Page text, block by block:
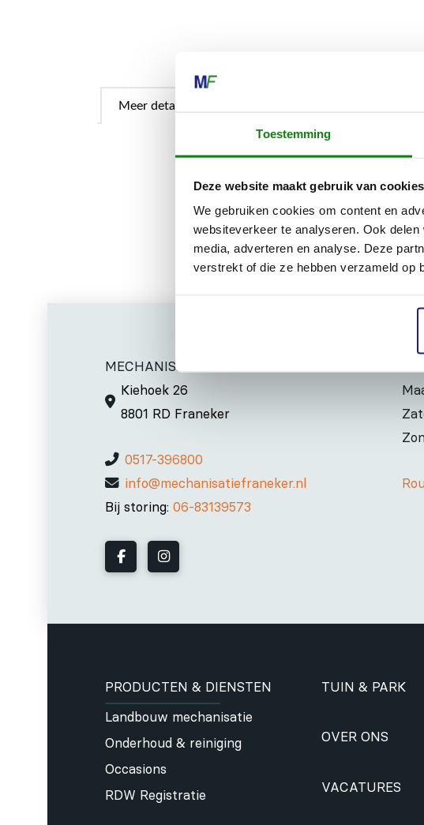
Toestemming
Deze website maakt gebruik van cookies
We gebruiken cookies om content en
websiteverkeer te analyseren. Ook
media, adverteren en analyse. Deze
verstrekt of die ze hebben verzameld op
Meer details
EN 166, antiaanslag,
MECHANISATIE FRANEKER
Kiehoek 26
8801 RD Franeker
0517-396800
info@mechanisatiefraneker.nl
Bij storing:06-83139573
PRODUCTEN & DIENSTEN
Landbouw mechanisatie
Onderhoud & reiniging
Occasions
RDW Registratie
TUIN & PARK
OVER ONS
VACATURES